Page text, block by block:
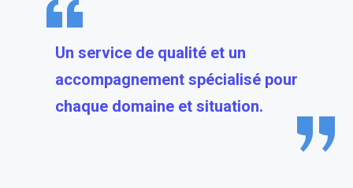
Un service de qualité et un
accompagnement spécialisé pour
chaque domaine et situation.